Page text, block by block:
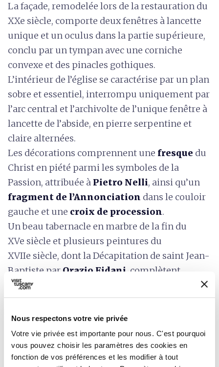
Nous respectons votre vie privée
Votre vie privée est importante pour nous. C'est pourquoi
vous pouvez choisir les paramètres des cookies en
fonction de vos préférences et les modifier à tout
La façade, remodelée lors de la restauration du
XXe siècle, comporte deux fenêtres à lancette
unique et un oculus dans la partie supérieure,
conclu par un tympan avec une corniche
convexe et des pinacles gothiques.
L’intérieur de l’église se caractérise par un plan
sobre et essentiel, interrompu uniquement par
l’arc central et l’archivolte de l’unique fenêtre à
lancette de l’abside, en pierre serpentine et
claire alternées.
Les décorations comprennent une fresque du
Christ en piété parmi les symboles de la
Passion, attribuée à Pietro Nelli, ainsi qu’un
fragment de l’Annonciation dans le couloir
gauche et une croix de procession.
Un beau tabernacle en marbre de la fin du
XVe siècle et plusieurs peintures du
XVIIe siècle, dont la Décapitation de saint Jean-
Baptiste par Orazio Fidani , complètent
l’appareil liturgique.